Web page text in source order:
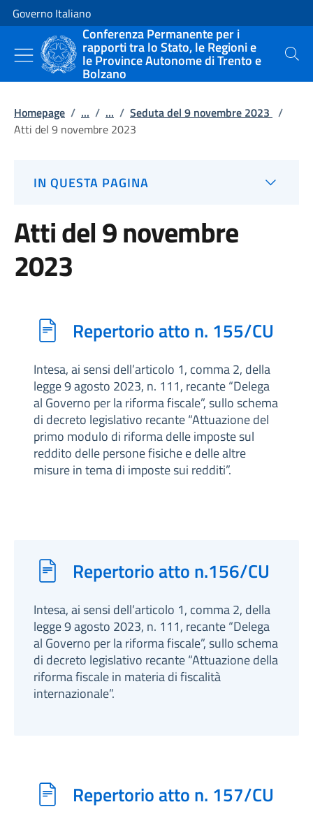
Vai al contenuto
Vai alla navigazione del sito
Governo Italiano
Conferenza Permanente per i
rapporti tra lo Stato, le Regioni e
le Province Autonome di Trento e
Bolzano
Cerca
Homepage / ... / ... / Seduta del 9 novembre 2023 /
Atti del 9 novembre 2023
IN QUESTA PAGINA
Atti del 9 novembre
2023
Repertorio atto n. 155/CU
Intesa, ai sensi dell’articolo 1, comma 2, della
legge 9 agosto 2023, n. 111, recante “Delega
al Governo per la riforma fiscale”, sullo schema
di decreto legislativo recante “Attuazione del
primo modulo di riforma delle imposte sul
reddito delle persone fisiche e delle altre
misure in tema di imposte sui redditi”.
Repertorio atto n.156/CU
Intesa, ai sensi dell’articolo 1, comma 2, della
legge 9 agosto 2023, n. 111, recante “Delega
al Governo per la riforma fiscale”, sullo schema
di decreto legislativo recante “Attuazione della
riforma fiscale in materia di fiscalità
internazionale”.
Repertorio atto n. 157/CU